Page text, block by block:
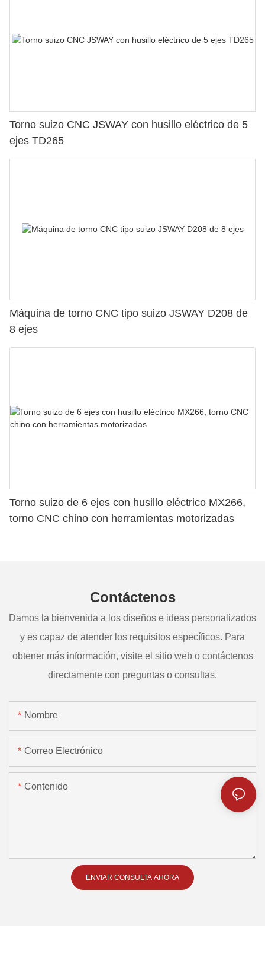
Torno suizo CNC JSWAY con husillo eléctrico de 5
ejes TD265
Máquina de torno CNC tipo suizo JSWAY D208 de
8 ejes
Torno suizo de 6 ejes con husillo eléctrico MX266,
torno CNC chino con herramientas motorizadas
Contáctenos
Damos la bienvenida a los diseños e ideas personalizados
y es capaz de atender los requisitos específicos. Para
obtener más información, visite el sitio web o contáctenos
directamente con preguntas o consultas.
Nombre
Correo Electrónico
Contenido
ENVIAR CONSULTA AHORA